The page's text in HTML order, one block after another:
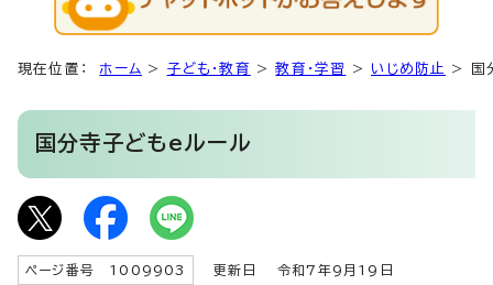
現在位置： ホーム > 子ども・教育 >教育・学習 > いじめ防止 > 国
国分寺子どもeルール
ページ番号 1009903 更新日 令和7年9月19日